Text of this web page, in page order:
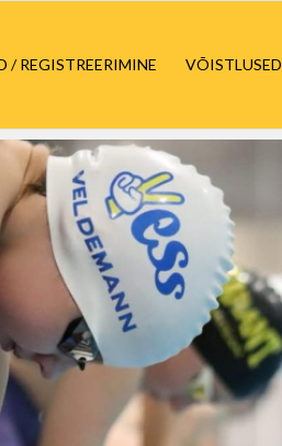
/ REGISTREERIMINE VÕISTLUSED